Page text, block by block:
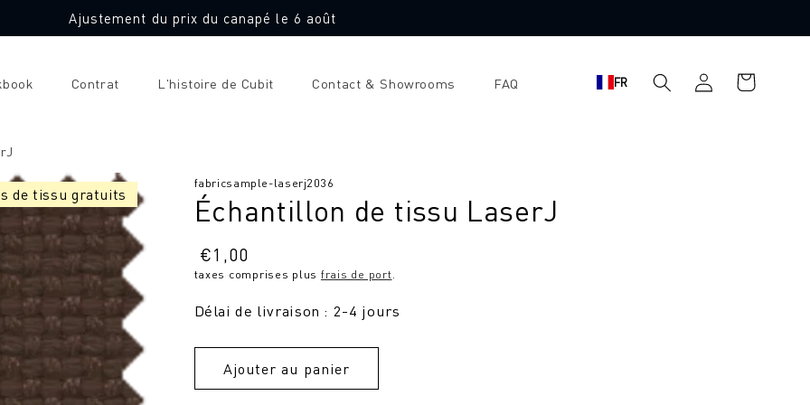
Ajustement du prix du canapé le 6 août
Contrat L'histoire de Cubit Contact & Showrooms FAQ FR
connecter
Panier
d'achat
de tissu gratuits
SKU
fabricsample-laserj2036
Échantillon de tissu LaserJ
Prix
normal
€1,00
taxes comprises plus frais de port.
Délai de livraison : 2-4 jours
Ajouter au panier